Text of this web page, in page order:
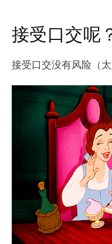
接受口交呢
接受口交没有风险（太